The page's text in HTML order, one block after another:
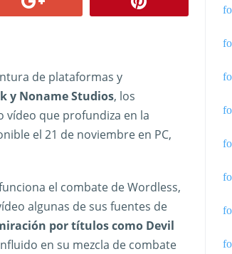
de plataformas y
y Noname Studios, los
que profundiza en la
el 21 de noviembre en PC,
el combate de Wordless,
algunas de sus fuentes de
por títulos como Devil
en su mezcla de combate